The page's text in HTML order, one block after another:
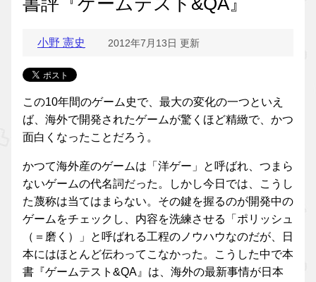
小野 憲史 2012年7月13日 更新
この10年間のゲーム史で、最大の変化の一つといえ
ば、海外で開発されたゲームが驚くほど精緻で、かつ
面白くなったことだろう。
かつて海外産のゲームは「洋ゲー」と呼ばれ、つまら
ないゲームの代名詞だった。しかし今日では、こうし
た蔑称は当てはまらない。その鍵を握るのが開発中の
ゲームをチェックし、内容を洗練させる「ポリッシュ
（＝磨く）」と呼ばれる工程のノウハウなのだが、日
本にはほとんど伝わってこなかった。こうした中で本
書『ゲームテスト&QA』は、海外の最新事情が日本